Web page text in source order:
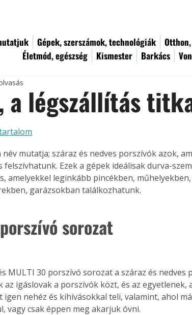
Gépek, szerszámok, technológiák
Életmód, egészség
Kismester Barkács
a légszállítás
mutatja; száraz és nedves porszívók azok,
felszívhatunk. Ezek a gépek ideálisak durva-
amelyekkel leginkább pincékben,
garázsokban találkozhatunk.
sorozat
MULTI 30 porszívó sorozat a száraz és nedves
az igáslovak a porszívók közt, és az
igen nehéz és kihívásokkal teli, valamint, ahol
vagy csak éppen meg akarjuk óvni.